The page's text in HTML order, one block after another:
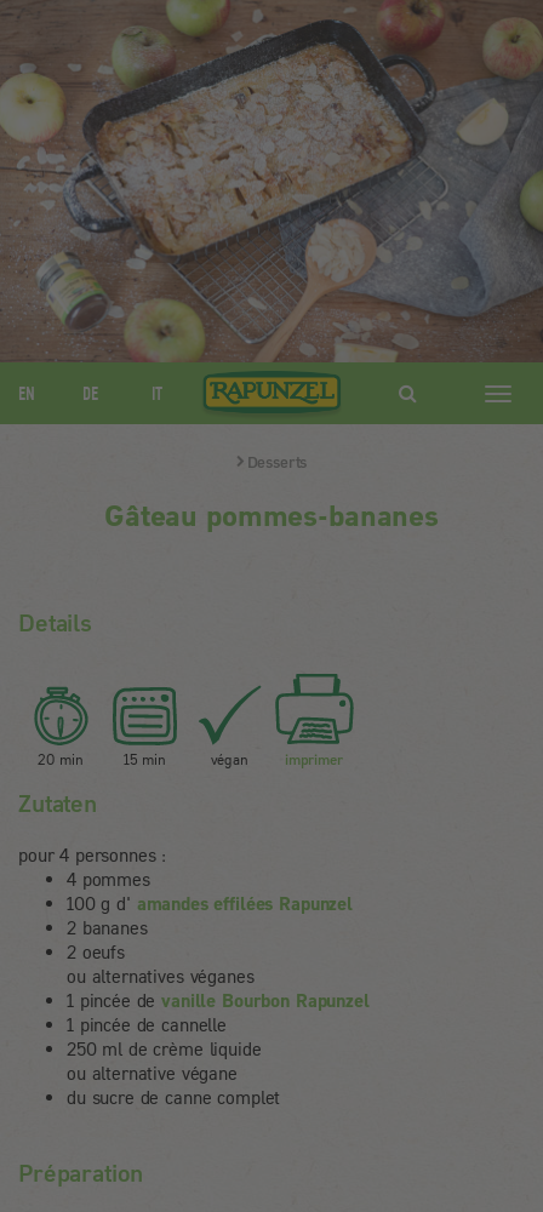
EN DE IT
ein-/
Desserts
Gâteau pommes-bananes
Details
20 min 15 min végan imprimer
Zutaten
pour 4 personnes :
4 pommes
100 g d' amandes effilées Rapunzel
2 bananes
2 oeufs
ou alternatives véganes
1 pincée devanille Bourbon Rapunzel
1 pincée de cannelle
250 ml de crème liquide
ou alternative végane
du sucre de canne complet
Préparation